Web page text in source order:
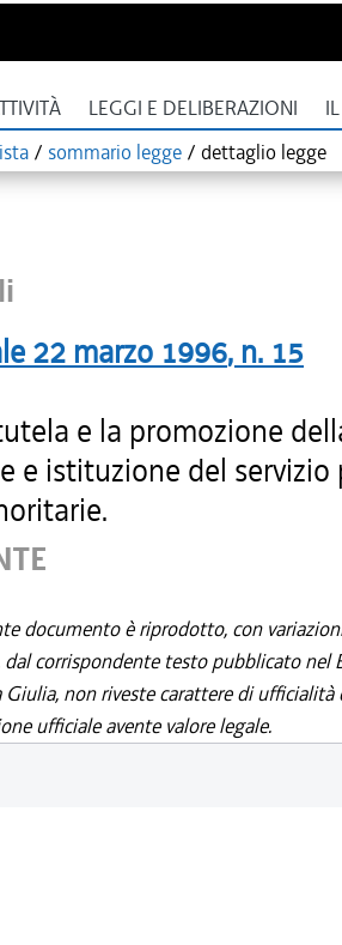
LEGGI E DELIBERAZIONI
/ sommario legge / dettaglio legge
22 marzo 1996, n. 15
e la promozione
e istituzione del servizio
documento è riprodotto, con
corrispondente testo pubblicato nel
Giulia, non riveste carattere di
ufficiale avente valore legale.